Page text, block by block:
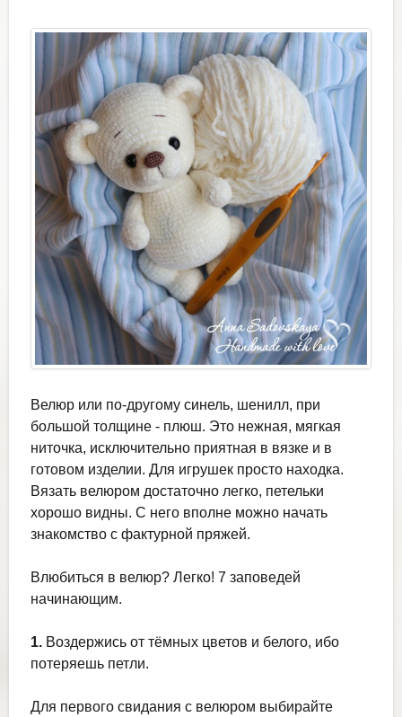
Велюр или по-другому синель, шенилл, при
большой толщине - плюш. Это нежная, мягкая
ниточка, исключительно приятная в вязке и в
готовом изделии. Для игрушек просто находка.
Вязать велюром достаточно легко, петельки
хорошо видны. С него вполне можно начать
знакомство с фактурной пряжей.
Влюбиться в велюр? Легко! 7 заповедей
начинающим.
1. Воздержись от тёмных цветов и белого, ибо
потеряешь петли.
Для первого свидания с велюром выбирайте